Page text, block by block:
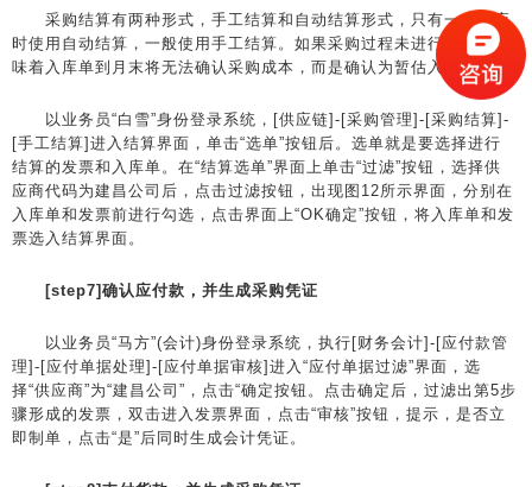
采购结算有两种形式，手工结算和自动结算形式，只有一一对应
时使用自动结算，一般使用手工结算。如果采购过程未进行结算，意
味着入库单到月末将无法确认采购成本，而是确认为暂估入库业务。
以业务员“白雪”身份登录系统，[供应链]-[采购管理]-[采购结算]-
[手工结算]进入结算界面，单击“选单”按钮后。选单就是要选择进行
结算的发票和入库单。在“结算选单”界面上单击“过滤”按钮，选择供
应商代码为建昌公司后，点击过滤按钮，出现图12所示界面，分别在
入库单和发票前进行勾选，点击界面上“OK确定”按钮，将入库单和发
票选入结算界面。
[step7]确认应付款，并生成采购凭证
以业务员“马方”(会计)身份登录系统，执行[财务会计]-[应付款管
理]-[应付单据处理]-[应付单据审核]进入“应付单据过滤”界面，选
择“供应商”为“建昌公司”，点击“确定按钮。点击确定后，过滤出第5步
骤形成的发票，双击进入发票界面，点击“审核”按钮，提示，是否立
即制单，点击“是”后同时生成会计凭证。